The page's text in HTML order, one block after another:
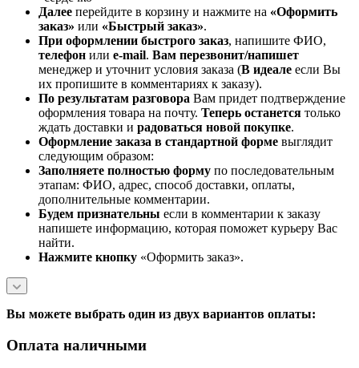
Далее перейдите в корзину и нажмите на «Оформить
заказ» или «Быстрый заказ».
При оформлении быстрого заказ, напишите ФИО,
телефон или e-mail. Вам перезвонит/напишет
менеджер и уточнит условия заказа (В идеале если Вы
их пропишите в комментариях к заказу).
По результатам разговора Вам придет подтверждение
оформления товара на почту. Теперь останется только
ждать доставки и радоваться новой покупке.
Оформление заказа в стандартной форме выглядит
следующим образом:
Заполняете полностью форму по последовательным
этапам: ФИО, адрес, способ доставки, оплаты,
дополнительные комментарии.
Будем признательны если в комментарии к заказу
напишете информацию, которая поможет курьеру Вас
найти.
Нажмите кнопку «Оформить заказ».
Вы можете выбрать один из двух вариантов оплаты:
Оплата наличными